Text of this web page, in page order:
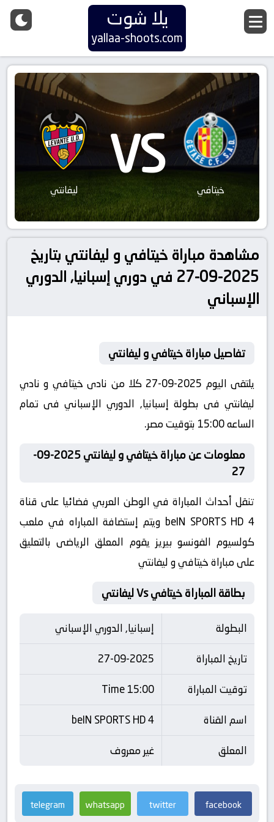
يلا شوت
yallaa-shoots.com
خيتافي VS ليفانتي
مشاهدة مباراة خيتافي و ليفانتي بتاريخ
2025-09-27 في دوري إسبانيا, الدوري
الإسباني
تفاصيل مباراة خيتافي و ليفانتي
يلتقى اليوم 2025-09-27 كلا من نادى خيتافي و نادي
ليفانتي فى بطولة إسبانيا, الدوري الإسباني فى تمام
الساعه 15:00 بتوقيت مصر.
معلومات عن مباراة خيتافي و ليفانتي 2025-09-
27
تنقل أحداث المباراة في الوطن العربي فضائيا على قناة
beIN SPORTS HD 4 ويتم إستضافة المباراه في ملعب
كولسيوم الفونسو بيريز يقوم المعلق الرياضى بالتعليق
على مباراة خيتافي و ليفانتي
بطاقة المباراة خيتافي Vs ليفانتي
البطولة
إسبانيا, الدوري الإسباني
تاريخ المباراة
27-09-2025
توقيت المباراة
15:00 Time
اسم القناة
beIN SPORTS HD 4
المعلق
غير معروف
facebook
twitter
whatsapp
telegram